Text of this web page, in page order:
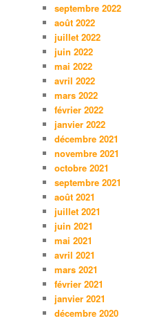
septembre 2022
août 2022
juillet 2022
juin 2022
mai 2022
avril 2022
mars 2022
février 2022
janvier 2022
décembre 2021
novembre 2021
octobre 2021
septembre 2021
août 2021
juillet 2021
juin 2021
mai 2021
avril 2021
mars 2021
février 2021
janvier 2021
décembre 2020